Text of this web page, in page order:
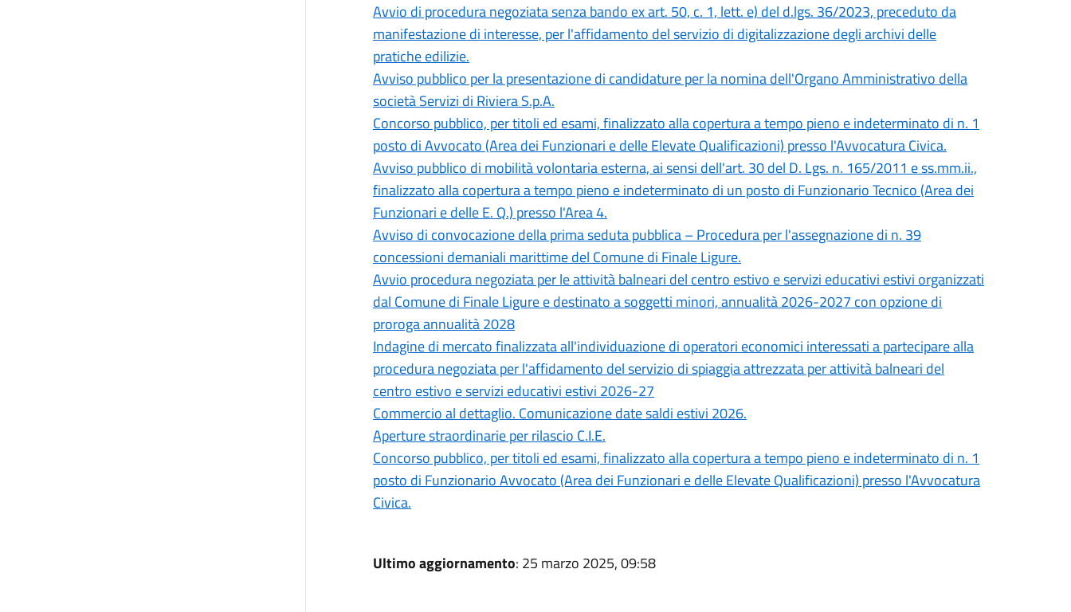
Avvio di procedura negoziata senza bando ex art. 50, c. 1, lett. e) del d.lgs. 36/2023, preceduto da
manifestazione di interesse, per l'affidamento del servizio di digitalizzazione degli archivi delle
pratiche edilizie.
Avviso pubblico per la presentazione di candidature per la nomina dell'Organo Amministrativo della
società Servizi di Riviera S.p.A.
Concorso pubblico, per titoli ed esami, finalizzato alla copertura a tempo pieno e indeterminato di n. 1
posto di Avvocato (Area dei Funzionari e delle Elevate Qualificazioni) presso l'Avvocatura Civica.
Avviso pubblico di mobilità volontaria esterna, ai sensi dell'art. 30 del D. Lgs. n. 165/2011 e ss.mm.ii.,
finalizzato alla copertura a tempo pieno e indeterminato di un posto di Funzionario Tecnico (Area dei
Funzionari e delle E. Q.) presso l'Area 4.
Avviso di convocazione della prima seduta pubblica – Procedura per l'assegnazione di n. 39
concessioni demaniali marittime del Comune di Finale Ligure.
Avvio procedura negoziata per le attività balneari del centro estivo e servizi educativi estivi organizzati
dal Comune di Finale Ligure e destinato a soggetti minori, annualità 2026-2027 con opzione di
proroga annualità 2028
Indagine di mercato finalizzata all'individuazione di operatori economici interessati a partecipare alla
procedura negoziata per l'affidamento del servizio di spiaggia attrezzata per attività balneari del
centro estivo e servizi educativi estivi 2026-27
Commercio al dettaglio. Comunicazione date saldi estivi 2026.
Aperture straordinarie per rilascio C.I.E.
Concorso pubblico, per titoli ed esami, finalizzato alla copertura a tempo pieno e indeterminato di n. 1
posto di Funzionario Avvocato (Area dei Funzionari e delle Elevate Qualificazioni) presso l'Avvocatura
Civica.
Ultimo aggiornamento: 25 marzo 2025, 09:58